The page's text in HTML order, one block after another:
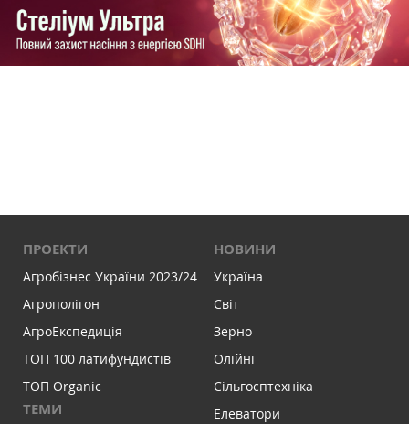
ПРОЕКТИ
Агробізнес України 2023/24
Агрополігон
АгроЕкспедиція
ТОП 100 латифундистів
ТОП Organic
ТЕМИ
НОВИНИ
Україна
Світ
Зерно
Олійні
Сільгосптехніка
Елеватори